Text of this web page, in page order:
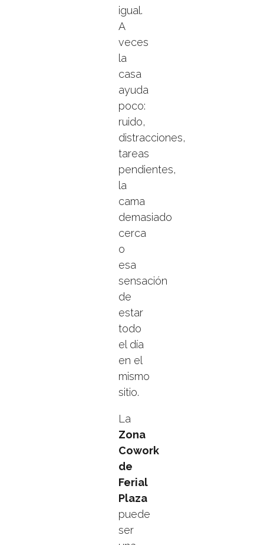
igual.
A
veces
la
casa
ayuda
poco:
ruido,
distracciones,
tareas
pendientes,
la
cama
demasiado
cerca
o
esa
sensación
de
estar
todo
el día
en el
mismo
sitio.
La
Zona
Cowork
de
Ferial
Plaza
puede
ser